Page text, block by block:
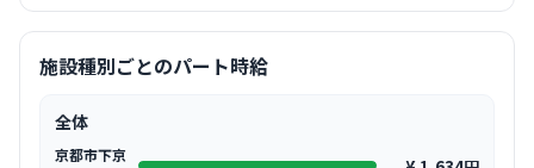
施設種別ごとのパート時給
全体
京都市下京